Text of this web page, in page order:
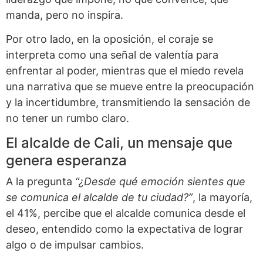
manda, pero no inspira.
Por otro lado, en la oposición, el coraje se
interpreta como una señal de valentía para
enfrentar al poder, mientras que el miedo revela
una narrativa que se mueve entre la preocupación
y la incertidumbre, transmitiendo la sensación de
no tener un rumbo claro.
El alcalde de Cali, un mensaje que
genera esperanza
A la pregunta “¿Desde qué emoción sientes que
se comunica el alcalde de tu ciudad?”, la mayoría,
el 41%, percibe que el alcalde comunica desde el
deseo, entendido como la expectativa de lograr
algo o de impulsar cambios.